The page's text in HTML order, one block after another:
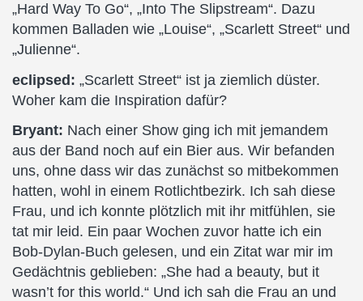
„Hard Way To Go“, „Into The Slipstream“. Dazu
kommen Balladen wie „Louise“, „Scarlett Street“ und
„Julienne“.
eclipsed: „Scarlett Street“ ist ja ziemlich düster.
Woher kam die Inspiration dafür?
Bryant: Nach einer Show ging ich mit jemandem
aus der Band noch auf ein Bier aus. Wir befanden
uns, ohne dass wir das zunächst so mitbekommen
hatten, wohl in einem Rotlichtbezirk. Ich sah diese
Frau, und ich konnte plötzlich mit ihr mitfühlen, sie
tat mir leid. Ein paar Wochen zuvor hatte ich ein
Bob-Dylan-Buch gelesen, und ein Zitat war mir im
Gedächtnis geblieben: „She had a beauty, but it
wasn’t for this world.“ Und ich sah die Frau an und